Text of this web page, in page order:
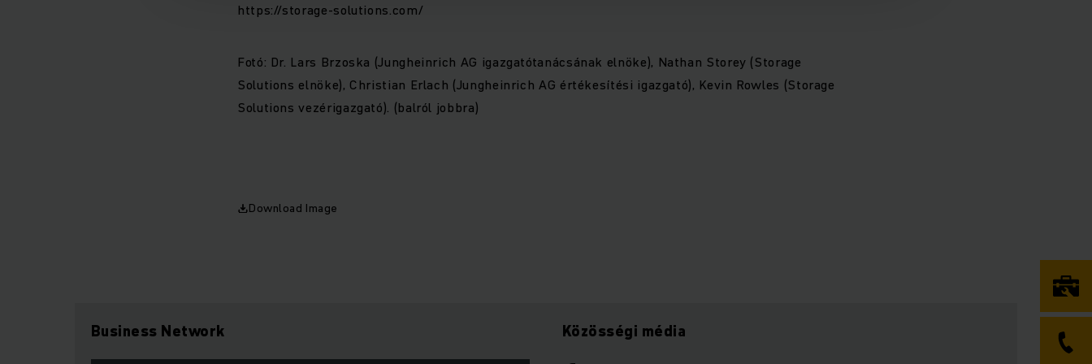
https://storage-solutions.com/
Fotó: Dr. Lars Brzoska (Jungheinrich AG igazgatótanácsának elnöke), Nathan Storey (Storage
Solutions elnöke), Christian Erlach (Jungheinrich AG értékesítési igazgató), Kevin Rowles (Storage
Solutions vezérigazgató). (balról jobbra)
Download Image
Business Network Közösségi média